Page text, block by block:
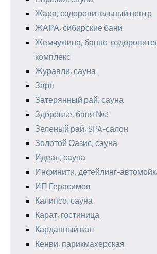
Жара, оздоровительный центр
ЖАРА, сибирские бани
Жемчужина, банно-
комплекс
Журавли, сауна
Заря
Затерянный рай, сауна
Здоровье, баня №3
Зеленый рай, SPA-салон
Золотой Оазис, сауна
Идеал, сауна
Инфинити, детейлинг-
ИП Герасимов
Калипсо, сауна
Карат, гостиница
Карданный вал
Кенви, парикмахерская